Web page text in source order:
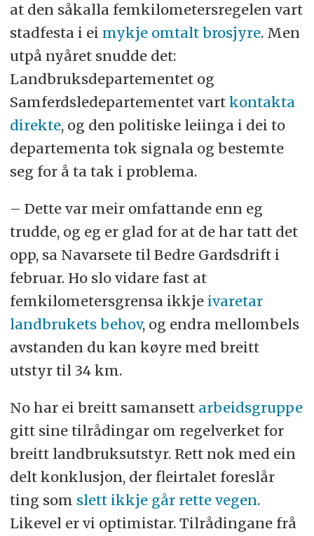
at den såkalla femkilometersregelen vart
stadfesta i ei mykje omtalt brosjyre. Men
utpå nyåret snudde det:
Landbruksdepartementet og
Samferdsledepartementet vart kontakta
direkte, og den politiske leiinga i dei to
departementa tok signala og bestemte
seg for å ta tak i problema.
– Dette var meir omfattande enn eg
trudde, og eg er glad for at de har tatt det
opp, sa Navarsete til Bedre Gardsdrift i
februar. Ho slo vidare fast at
femkilometersgrensa ikkje ivaretar
landbrukets behov, og endra mellombels
avstanden du kan køyre med breitt
utstyr til 34 km.
No har ei breitt samansett arbeidsgruppe
gitt sine tilrådingar om regelverket for
breitt landbruksutstyr. Rett nok med ein
delt konklusjon, der fleirtalet foreslår
ting som slett ikkje går rette vegen.
Likevel er vi optimistar. Tilrådingane frå